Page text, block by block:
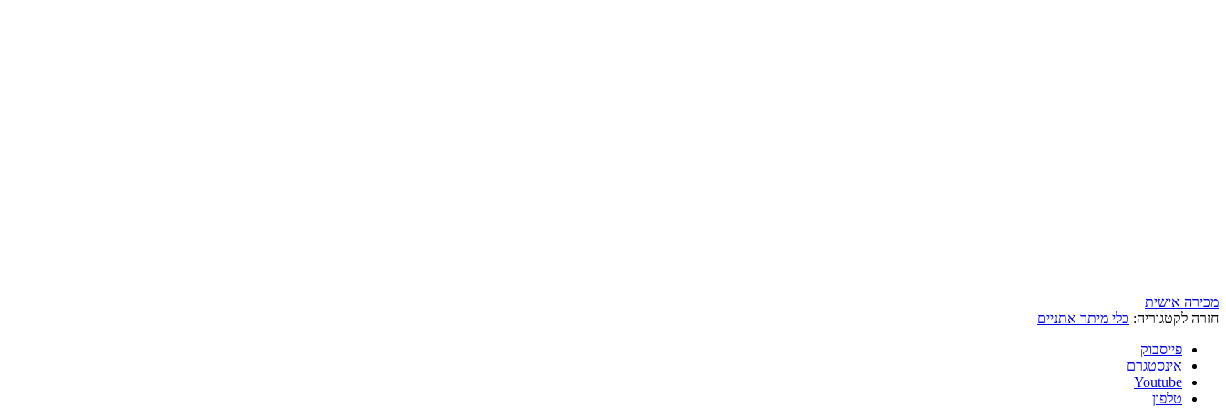
מכירה אישית
חזרה לקטגוריה: כלי מיתר אתניים
פייסבוק
אינסטגרם
Youtube
טלפון